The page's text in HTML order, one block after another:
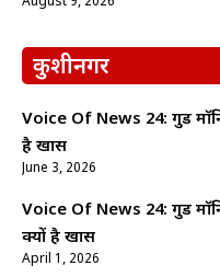
कुशीनगर
Voice Of News 24: गुड
है खास
June 3, 2026
Voice Of News 24: गुड
क्यों है खास
April 1, 2026